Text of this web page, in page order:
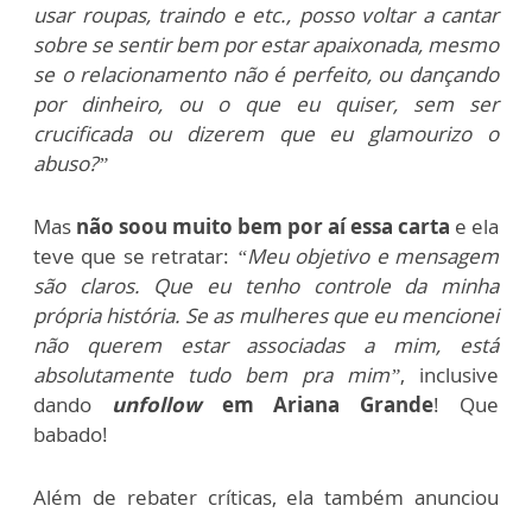
usar roupas, traindo e etc., posso voltar a cantar
sobre se sentir bem por estar apaixonada, mesmo
se o relacionamento não é perfeito, ou dançando
por dinheiro, ou o que eu quiser, sem ser
crucificada ou dizerem que eu glamourizo o
abuso?”
Mas não soou muito bem por aí essa carta e ela
teve que se retratar: “Meu objetivo e mensagem
são claros. Que eu tenho controle da minha
própria história. Se as mulheres que eu mencionei
não querem estar associadas a mim, está
absolutamente tudo bem pra mim”, inclusive
dando unfollow em Ariana Grande! Que
babado!
Além de rebater críticas, ela também anunciou